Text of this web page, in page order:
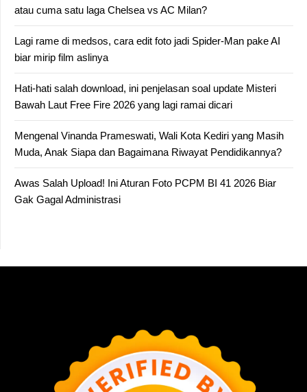
atau cuma satu laga Chelsea vs AC Milan?
Lagi rame di medsos, cara edit foto jadi Spider-Man pake AI
biar mirip film aslinya
Hati-hati salah download, ini penjelasan soal update Misteri
Bawah Laut Free Fire 2026 yang lagi ramai dicari
Mengenal Vinanda Prameswati, Wali Kota Kediri yang Masih
Muda, Anak Siapa dan Bagaimana Riwayat Pendidikannya?
Awas Salah Upload! Ini Aturan Foto PCPM BI 41 2026 Biar
Gak Gagal Administrasi